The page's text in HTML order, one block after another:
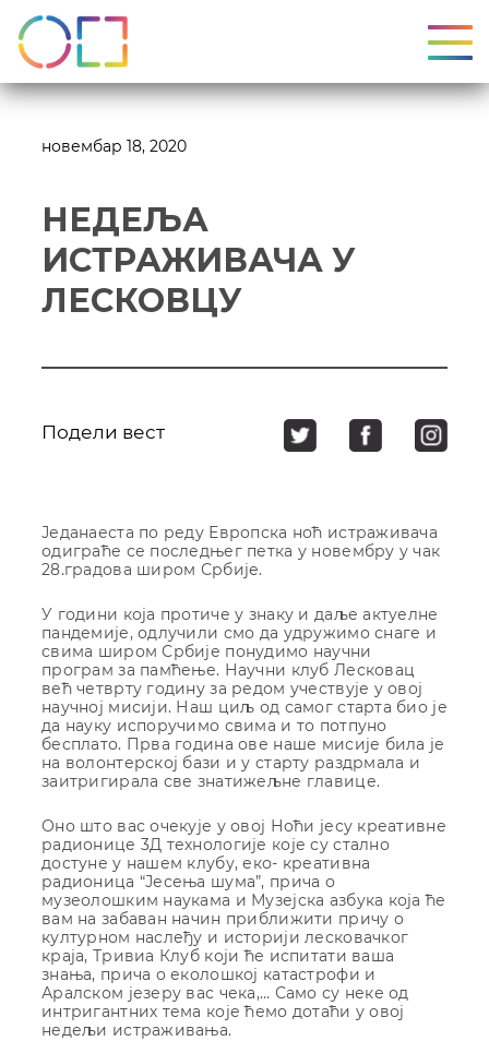
новембар 18, 2020
НЕДЕЉА
ИСТРАЖИВАЧА У
ЛЕСКОВЦУ
Подели вест
Једанаеста по реду Европска ноћ истраживача
одиграће се последњег петка у новембру у чак
28.градова широм Србије.
У години која протиче у знаку и даље актуелне
пандемије, одлучили смо да удружимо снаге и
свима широм Србије понудимо научни
програм за памћење. Научни клуб Лесковац
већ четврту годину за редом учествује у овој
научној мисији. Наш циљ од самог старта био је
да науку испоручимо свима и то потпуно
бесплато. Прва година ове наше мисије била је
на волонтерској бази и у старту раздрмала и
заитригирала све знатижељне главице.
Оно што вас очекује у овој Ноћи јесу креативне
радионице 3Д технологије које су стално
достуне у нашем клубу, еко- креативна
радионица “Јесења шума”, прича о
музеолошким наукама и Музејска азбука која ће
вам на забаван начин приближити причу о
културном наслеђу и историји лесковачког
краја, Тривиа Клуб који ће испитати ваша
знања, прича о еколошкој катастрофи и
Аралском језеру вас чека,… Само су неке од
интригантних тема које ћемо дотаћи у овој
недељи истраживања.